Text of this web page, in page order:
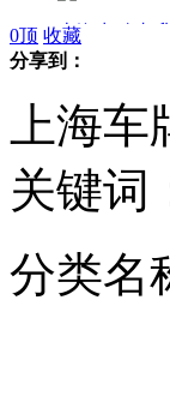
上海出动直
女生遇见钟
0顶 收藏
分享到：
上海
关键词
分类名